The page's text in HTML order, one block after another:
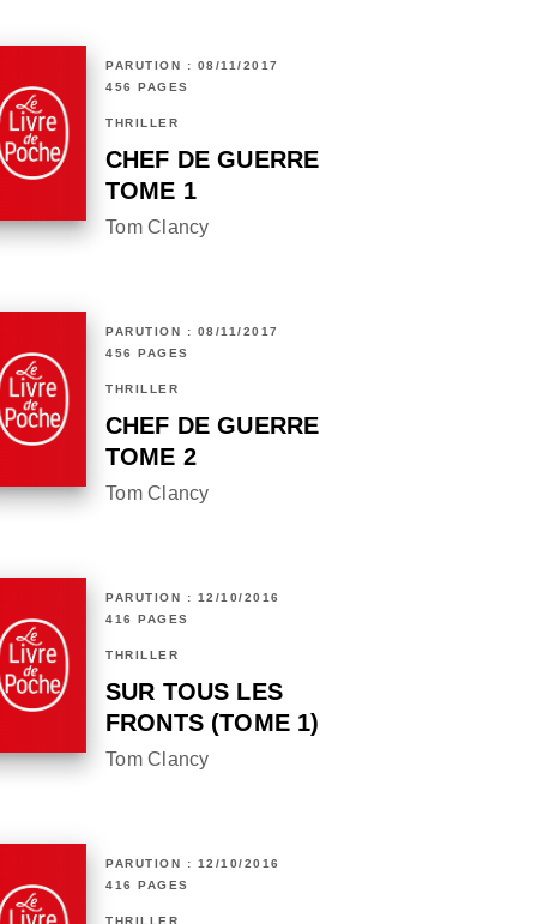
PARUTION : 08/11/2017
456 PAGES
THRILLER
CHEF DE GUERRE
TOME 1
Tom Clancy
PARUTION : 08/11/2017
456 PAGES
THRILLER
CHEF DE GUERRE
TOME 2
Tom Clancy
PARUTION : 12/10/2016
416 PAGES
THRILLER
SUR TOUS LES
FRONTS (TOME 1)
Tom Clancy
PARUTION : 12/10/2016
416 PAGES